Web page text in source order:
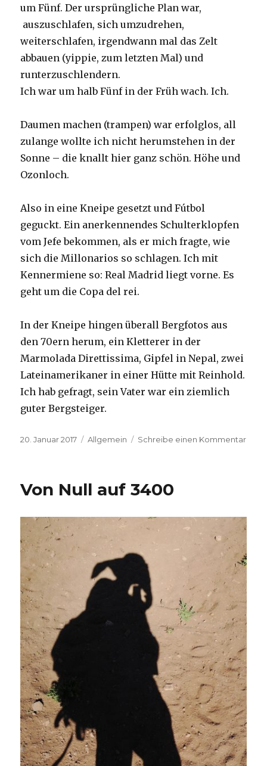
um Fünf. Der ursprüngliche Plan war,
auszuschlafen, sich umzudrehen,
weiterschlafen, irgendwann mal das Zelt
abbauen (yippie, zum letzten Mal) und
runterzuschlendern.
Ich war um halb Fünf in der Früh wach. Ich.
Daumen machen (trampen) war erfolglos, all
zulange wollte ich nicht herumstehen in der
Sonne – die knallt hier ganz schön. Höhe und
Ozonloch.
Also in eine Kneipe gesetzt und Fútbol
geguckt. Ein anerkennendes Schulterklopfen
vom Jefe bekommen, als er mich fragte, wie
sich die Millonarios so schlagen. Ich mit
Kennermiene so: Real Madrid liegt vorne. Es
geht um die Copa del rei.
In der Kneipe hingen überall Bergfotos aus
den 70ern herum, ein Kletterer in der
Marmolada Direttissima, Gipfel in Nepal, zwei
Lateinamerikaner in einer Hütte mit Reinhold.
Ich hab gefragt, sein Vater war ein ziemlich
guter Bergsteiger.
Veröffentlicht
20. Januar 2017 Kategorien
Allgemein Schreibe einen Kommentarzu
Von Null auf 3400